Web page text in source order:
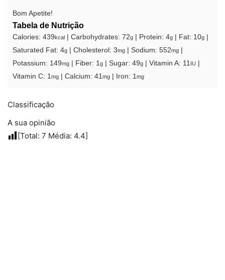
Bom Apetite!
Tabela de Nutrição
Calories: 439kcal | Carbohydrates: 72g | Protein: 4g | Fat: 10g |
Saturated Fat: 4g | Cholesterol: 3mg | Sodium: 552mg |
Potassium: 149mg | Fiber: 1 g | Sugar: 49g | Vitamin A: 11 IU |
Vitamin C: 1 mg | Calcium: 41 mg | Iron: 1 mg
Classificação
A sua opinião
[Total: 7 Média: 4.4]